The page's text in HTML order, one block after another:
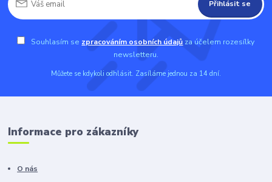
Přihlásit se
Souhlasím se zpracováním osobních údajů za účelem rozesílky
newsletteru.
Můžete se kdykoli odhlásit. Zasíláme jednou za 14 dní.
Informace pro zákazníky
O nás